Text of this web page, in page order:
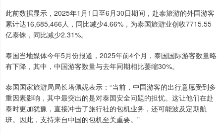
此前数据显示，2025年1月1日至6月30日期间，赴泰旅游的外国游客
累计达16,685,466人，同比减少4.66%，为泰国旅游业创收7715.55
亿泰铢，同比减少2.31%。
泰国当地媒体今年5月份报道，2025年前4个月，泰国国际游客数量略
有下降，其中，中国游客数量与去年同期相比萎缩30%。
泰国国家旅游局局长塔佩妮表示：“当前，中国游客的出行意愿受到多
重因素影响，其中最突出的是对泰国安全问题的担忧。这让他们在赴
泰时更加犹豫，直接冲击了旅行社的包机业务，还可能波及定期航
班。因此，支持来自中国的包机至关重要。”